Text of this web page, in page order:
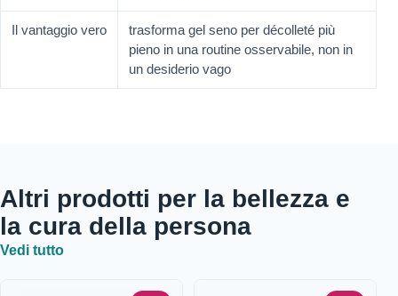
Il vantaggio vero
trasforma gel seno per décolleté più
pieno in una routine osservabile, non in
un desiderio vago
Altri prodotti per la bellezza e
la cura della persona
Vedi tutto